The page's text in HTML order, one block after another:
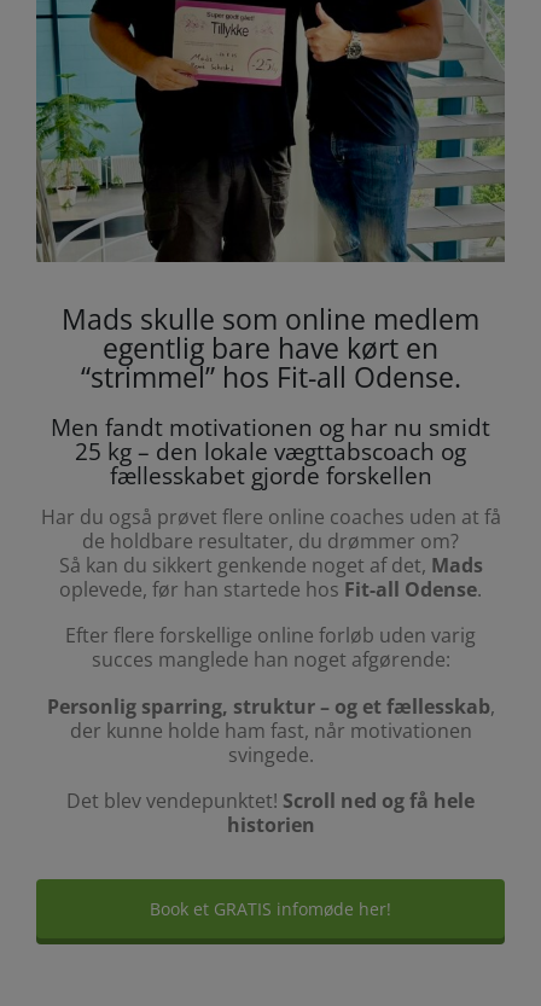
Mads skulle som online medlem
egentlig bare have kørt en
“strimmel” hos Fit-all Odense.
Men fandt motivationen og har nu smidt
25 kg – den lokale vægttabscoach og
fællesskabet gjorde forskellen
Har du også prøvet flere online coaches uden at få
de holdbare resultater, du drømmer om?
Så kan du sikkert genkende noget af det, Mads
oplevede, før han startede hos Fit-all Odense.
Efter flere forskellige online forløb uden varig
succes manglede han noget afgørende:
Personlig sparring, struktur – og et fællesskab,
der kunne holde ham fast, når motivationen
svingede.
Det blev vendepunktet! Scroll ned og få hele
historien
Book et GRATIS infomøde her!